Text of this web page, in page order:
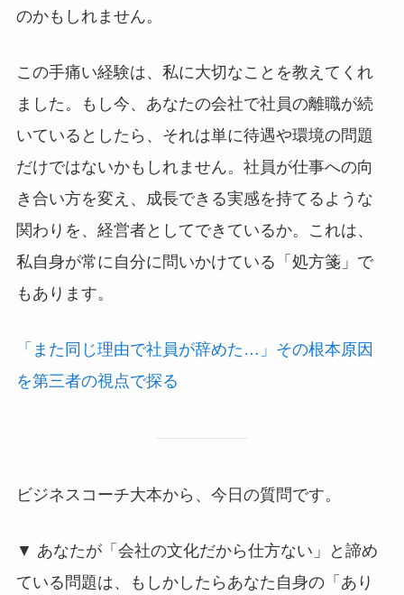
のかもしれません。
この手痛い経験は、私に大切なことを教えてくれ
ました。もし今、あなたの会社で社員の離職が続
いているとしたら、それは単に待遇や環境の問題
だけではないかもしれません。社員が仕事への向
き合い方を変え、成長できる実感を持てるような
関わりを、経営者としてできているか。これは、
私自身が常に自分に問いかけている「処方箋」で
もあります。
「また同じ理由で社員が辞めた…」その根本原因
を第三者の視点で探る
ビジネスコーチ大本から、今日の質問です。
▼ あなたが「会社の文化だから仕方ない」と諦め
ている問題は、もしかしたらあなた自身の「あり